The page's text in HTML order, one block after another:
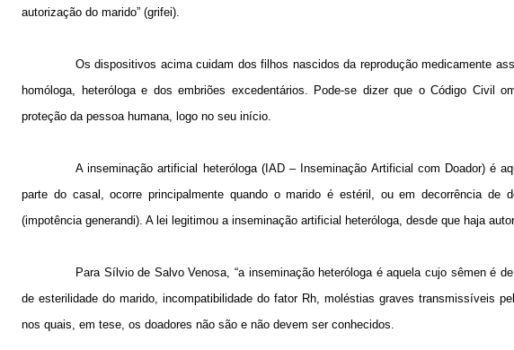
autorização do marido” (grifei).
Os dispositivos acima cuidam dos filhos nascidos da reprodução medicamente
homóloga, heteróloga e dos embriões excedentários. Pode-se dizer que o Código Civil
proteção da pessoa humana, logo no seu início.
A inseminação artificial heteróloga (IAD – Inseminação Artificial com Doador) é
parte do casal, ocorre principalmente quando o marido é estéril, ou em decorrência de
(impotência generandi). A lei legitimou a inseminação artificial heteróloga, desde que haja
Para Sílvio de Salvo Venosa, “a inseminação heteróloga é aquela cujo sêmen é
de esterilidade do marido, incompatibilidade do fator Rh, moléstias graves transmissíveis
nos quais, em tese, os doadores não são e não devem ser conhecidos.